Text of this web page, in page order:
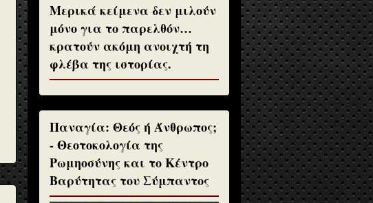
Μερικά κείμενα δεν μιλούν
μόνο για το παρελθόν…
κρατούν ακόμη ανοιχτή τη
φλέβα της ιστορίας.
Παναγία: Θεός ή Άνθρωπος;
- Θεοτοκολογία της
Ρωμηοσύνης και το Κέντρο
Βαρύτητας του Σύμπαντος